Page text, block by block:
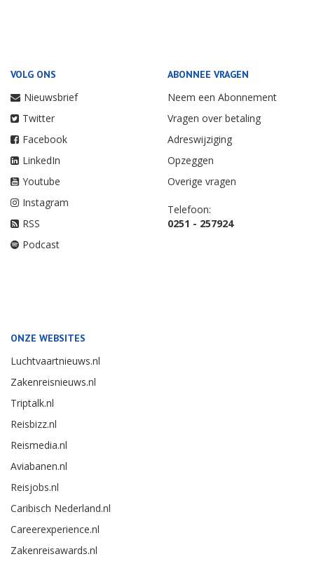
VOLG ONS
Nieuwsbrief
Twitter
Facebook
LinkedIn
Youtube
Instagram
RSS
Podcast
ABONNEE VRAGEN
Neem een Abonnement
Vragen over betaling
Adreswijziging
Opzeggen
Overige vragen
Telefoon:
0251 - 257924
ONZE WEBSITES
Luchtvaartnieuws.nl
Zakenreisnieuws.nl
Triptalk.nl
Reisbizz.nl
Reismedia.nl
Aviabanen.nl
Reisjobs.nl
Caribisch Nederland.nl
Careerexperience.nl
Zakenreisawards.nl